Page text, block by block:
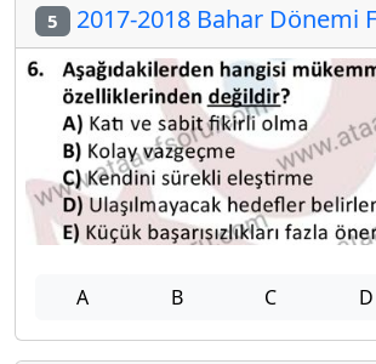
5 2017-2018 Bahar Dönemi
A B C D